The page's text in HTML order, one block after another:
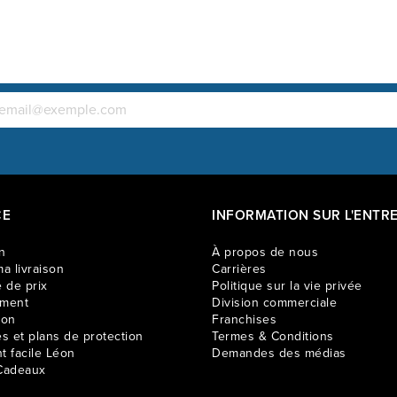
livraison
de prix
et plans de protection
facile Léon
INFORMATION SUR
À propos de nous
Carrières
Politique sur la vie privée
Division commerciale
Franchises
Termes & Conditions
Demandes des médias